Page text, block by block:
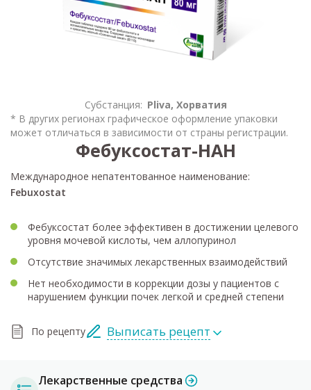
Субстанция: Pliva, Хорватия
* В других регионах графическое оформление упаковки
может отличаться в зависимости от страны регистрации.
Фебуксостат-НАН
Международное непатентованное наименование:
Febuxostat
Фебуксостат более эффективен в достижении целевого
уровня мочевой кислоты, чем аллопуринол
Отсутствие значимых лекарственных взаимодействий
Нет необходимости в коррекции дозы у пациентов с
нарушением функции почек легкой и средней степени
По рецепту Выписать рецепт
Лекарственные средства